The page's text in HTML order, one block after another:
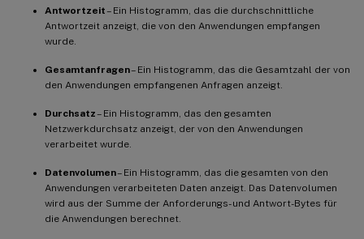
Antwortzeit– Ein Histogramm, das die durchschnittliche
Antwortzeit anzeigt, die von den Anwendungen empfangen
wurde.
Gesamtanfragen– Ein Histogramm, das die Gesamtzahl der von
den Anwendungen empfangenen Anfragen anzeigt.
Durchsatz– Ein Histogramm, das den gesamten
Netzwerkdurchsatz anzeigt, der von den Anwendungen
verarbeitet wurde.
Datenvolumen– Ein Histogramm, das die gesamten von den
Anwendungen verarbeiteten Daten anzeigt. Das Datenvolumen
wird aus der Summe der Anforderungs- und Antwort-Bytes für
die Anwendungen berechnet.